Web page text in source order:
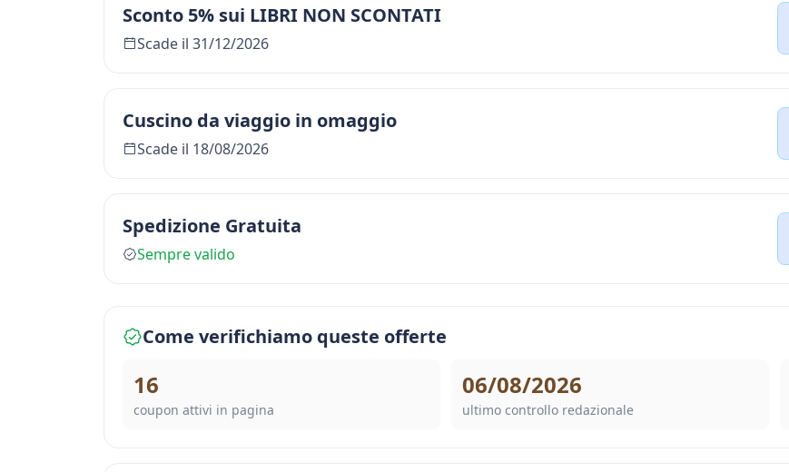
Sconto 5% sui LIBRI NON SCONTATI
Scade il 31/12/2026
Cuscino da viaggio in omaggio
Scade il 18/08/2026
Spedizione Gratuita
Sempre valido
Come verifichiamo queste offerte
16
coupon attivi in pagina
06/08/2026
ultimo controllo redazionale